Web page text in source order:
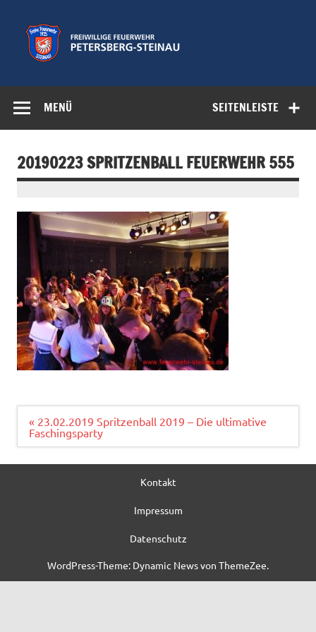
springen
Feuerwehr
Petersberg-
SEITENLEISTE
MENÜ
20190223 SPRITZENBALL FEUERWEHR 555
Beitragsnavigation
« 23.02.2019 Spritzenball 2019 – Die ultimative
Faschingsparty
Kontakt
Impressum
Datenschutz
WordPress-Theme: Dynamic News von ThemeZee.